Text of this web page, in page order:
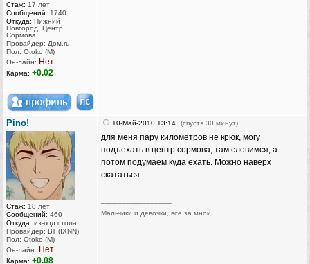
Стаж: 17 лет
Сообщений: 1740
Откуда: Нижний
Новгород, Центр
Сормова
Провайдер: Дом.ru
Пол: Otoko (M)
Он-лайн: Нет
Карма: +0.02
Pino!
Стаж: 18 лет
Сообщений: 460
Откуда: из-под стола
Провайдер: ВТ (IXNN)
Пол: Otoko (M)
Он-лайн: Нет
Карма: +0.08
10-Май-2010 13:14 (спустя 30 минут)
для меня пару километров не крюк, могу
подъехать в центр сормова, там словимся, а
потом подумаем куда ехать. Можно наверх
скататься
Мальчики и девочки, все за мной!